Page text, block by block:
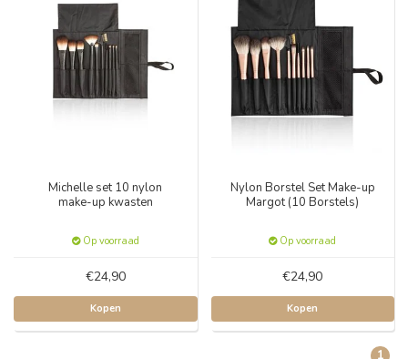
Michelle set 10 nylon
make-up kwasten
Op voorraad
€24,90
Kopen
Nylon Borstel Set Make-up
Margot (10 Borstels)
Op voorraad
€24,90
Kopen
1